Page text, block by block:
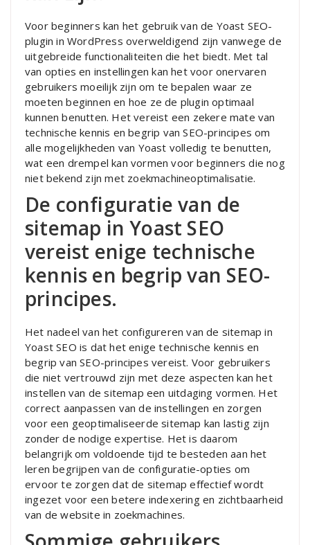
Voor beginners kan het gebruik van de Yoast SEO-
plugin in WordPress overweldigend zijn vanwege de
uitgebreide functionaliteiten die het biedt. Met tal
van opties en instellingen kan het voor onervaren
gebruikers moeilijk zijn om te bepalen waar ze
moeten beginnen en hoe ze de plugin optimaal
kunnen benutten. Het vereist een zekere mate van
technische kennis en begrip van SEO-principes om
alle mogelijkheden van Yoast volledig te benutten,
wat een drempel kan vormen voor beginners die nog
niet bekend zijn met zoekmachineoptimalisatie.
De configuratie van de
sitemap in Yoast SEO
vereist enige technische
kennis en begrip van SEO-
principes.
Het nadeel van het configureren van de sitemap in
Yoast SEO is dat het enige technische kennis en
begrip van SEO-principes vereist. Voor gebruikers
die niet vertrouwd zijn met deze aspecten kan het
instellen van de sitemap een uitdaging vormen. Het
correct aanpassen van de instellingen en zorgen
voor een geoptimaliseerde sitemap kan lastig zijn
zonder de nodige expertise. Het is daarom
belangrijk om voldoende tijd te besteden aan het
leren begrijpen van de configuratie-opties om
ervoor te zorgen dat de sitemap effectief wordt
ingezet voor een betere indexering en zichtbaarheid
van de website in zoekmachines.